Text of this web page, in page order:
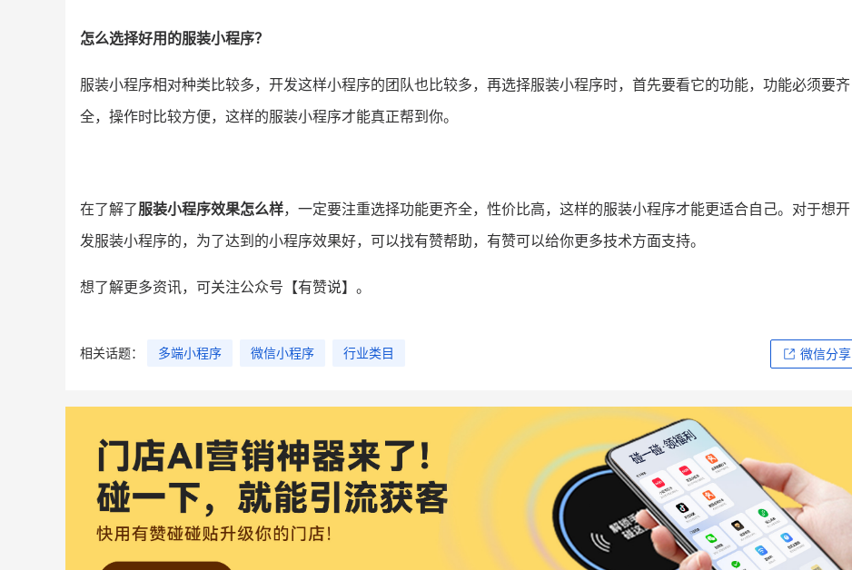
怎么选择好用的服装小程序？
服装小程序相对种类比较多，开发这样小程序的团队也比较多，再选择服装小程序时，首先要看它的功能，功能必须要齐
全，操作时比较方便，这样的服装小程序才能真正帮到你。
在了解了服装小程序效果怎么样，一定要注重选择功能更齐全，性价比高，这样的服装小程序才能更适合自己。对于想开
发服装小程序的，为了达到的小程序效果好，可以找有赞帮助，有赞可以给你更多技术方面支持。
想了解更多资讯，可关注公众号【有赞说】。
相关话题： 多端小程序 微信小程序 行业类目 微信分享